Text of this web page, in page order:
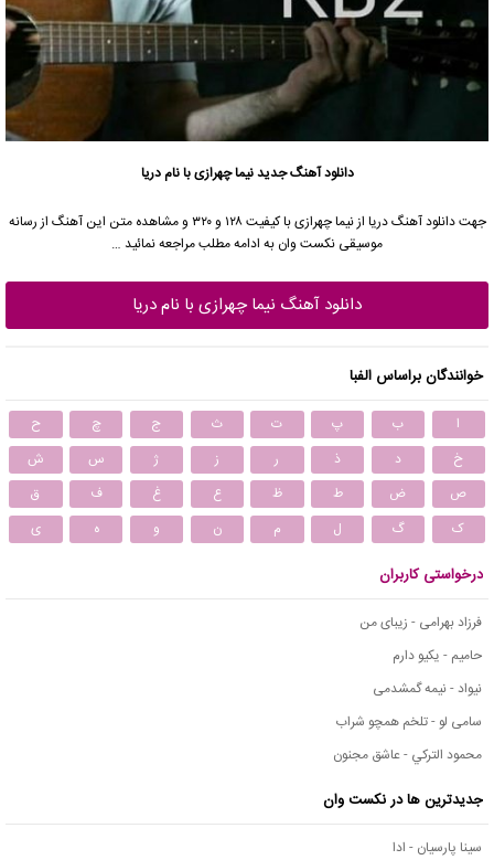
دانلود آهنگ جدیدنیما چهرازی با نام دریا
جهت دانلود آهنگ دریا از نیما چهرازی با کیفیت ۱۲۸ و ۳۲۰ و مشاهده متن این آهنگ از رسانه
موسیقی نکست وان به ادامه مطلب مراجعه نمائید …
دانلود آهنگ نیما چهرازی با نام دریا
خوانندگان براساس الفبا
ا ب پ ت ث ج چ
ح
خ
د ذ ر ز ژ س
ش
ص
ض ط ظ ع غ ف
ق
ک
گ ل م ن و ه ی
درخواستی کاربران
فرزاد بهرامی - زیبای من
حامیم - یکیو دارم
نیواد - نیمه گمشدمی
سامی لو - تلخم همچو شراب
محمود التركي - عاشق مجنون
جدیدترین ها در نکست وان
سینا پارسیان - ادا